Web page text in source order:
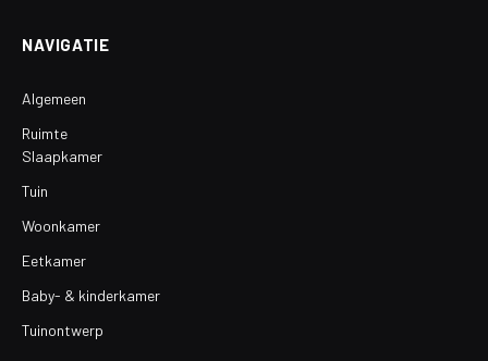
NAVIGATIE
Algemeen
Ruimte
Slaapkamer
Tuin
Woonkamer
Eetkamer
Baby- & kinderkamer
Tuinontwerp